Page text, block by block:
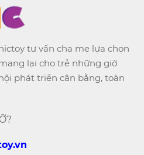
tư vấn cha mẹ lựa chọn
lại cho trẻ những giờ
phát triển cân bằng, toàn